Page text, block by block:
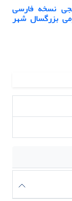
نسخه فارسی
بزرگسال شهر